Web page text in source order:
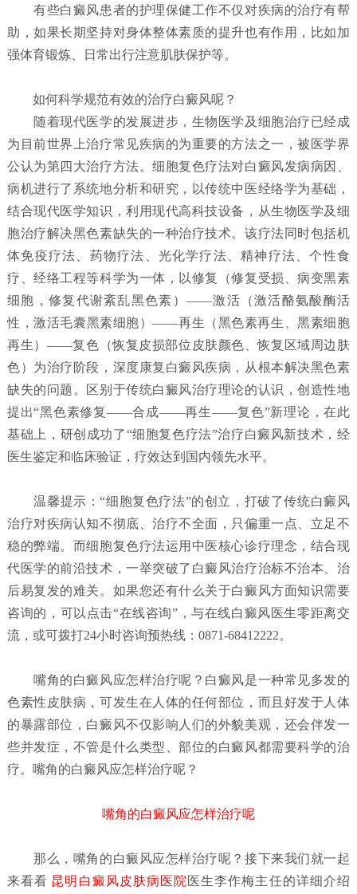
有些白癜风患者的护理保健工作不仅对疾病的治疗有帮
助，如果长期坚持对身体整体素质的提升也有作用，比如加
强体育锻炼、日常出行注意肌肤保护等。
如何科学规范有效的治疗白癜风呢？
随着现代医学的发展进步，生物医学及细胞治疗已经成
为目前世界上治疗常见疾病的为重要的方法之一，被医学界
公认为第四大治疗方法。细胞复色疗法对白癜风发病病因、
病机进行了系统地分析和研究，以传统中医经络学为基础，
结合现代医学知识，利用现代高科技设备，从生物医学及细
胞治疗解决黑色素缺失的一种治疗技术。该疗法同时包括机
体免疫疗法、药物疗法、光化学疗法、精神疗法、个性食
疗、经络工程等科学为一体，以修复（修复受损、病变黑素
细胞，修复代谢紊乱黑色素）——激活（激活酪氨酸酶活
性，激活毛囊黑素细胞）——再生（黑色素再生、黑素细胞
再生）——复色（恢复皮损部位皮肤颜色、恢复区域周边肤
色）为治疗阶段，深度康复白癜风疾病，从根本解决黑色素
缺失的问题。区别于传统白癜风治疗理论的认识，创造性地
提出“黑色素修复——合成——再生——复色”新理论，在此
基础上，研创成功了“细胞复色疗法”治疗白癜风新技术，经
医生鉴定和临床验证，疗效达到国内领先水平。
温馨提示：“细胞复色疗法”的创立，打破了传统白癜风
治疗对疾病认知不彻底、治疗不全面，只偏重一点、立足不
稳的弊端。而细胞复色疗法运用中医核心诊疗理念，结合现
代医学的前沿技术，一举突破了白癜风治疗治标不治本、治
后易复发的难关。如果您还有什么关于白癜风方面知识需要
咨询的，可以点击“在线咨询”，与在线白癜风医生零距离交
流，或可拨打24小时咨询预热线：0871-68412222。
嘴角的白癜风应怎样治疗呢？ 白癜风是一种常见多发的
色素性皮肤病，可发生在人体的任何部位，而且好发于人体
的暴露部位，白癜风不仅影响人们的外貌美观，还会伴发一
些并发症，不管是什么类型、部位的白癜风都需要科学的治
疗。嘴角的白癜风应怎样治疗呢？
嘴角的白癜风应怎样治疗呢
那么，嘴角的白癜风应怎样治疗呢？接下来我们就一起
来看看 昆明白癜风皮肤病医院 医生李作梅主任的详细介绍